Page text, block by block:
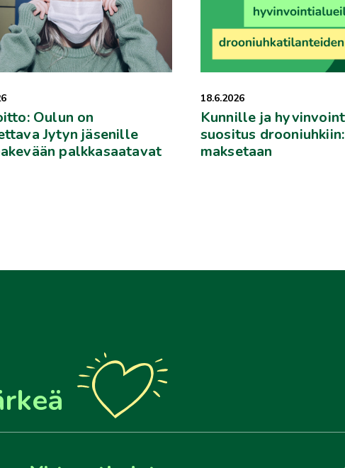
Oulun on
Jytyn jäsenille
palkkasaatavat
18.6.2026
Kunnille ja
suositus
maksetaan